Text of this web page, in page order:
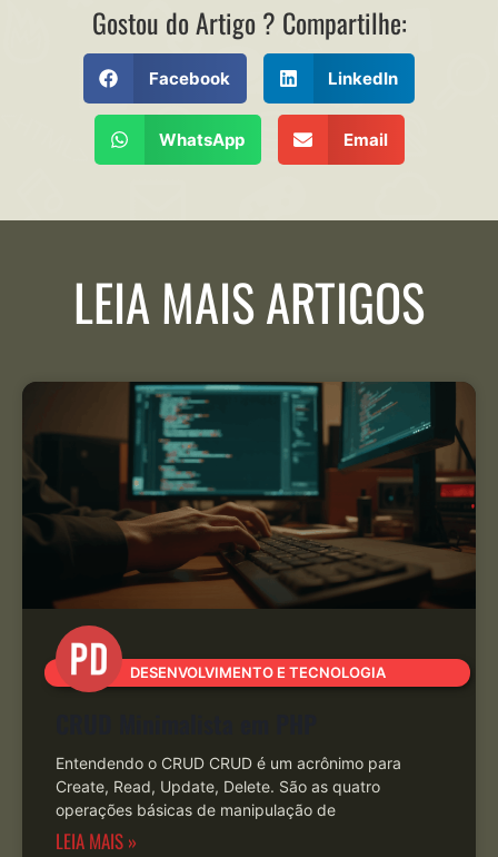
Gostou do Artigo ? Compartilhe:
Facebook LinkedIn
WhatsApp Email
LEIA MAIS ARTIGOS
DESENVOLVIMENTO E TECNOLOGIA
Entendendo o CRUD CRUD é um acrônimo para
Create, Read, Update, Delete. São as quatro
operações básicas de manipulação de
LEIA MAIS »